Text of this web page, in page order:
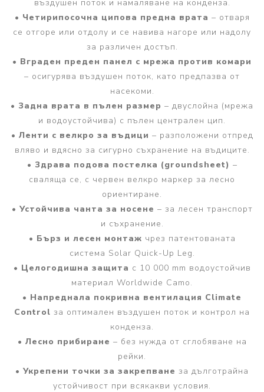
въздушен поток и намаляване на конденза.
• Четирипосочна ципова предна врата – отваря
се отгоре или отдолу и се навива нагоре или надолу
за различен достъп.
• Вграден преден панел с мрежа против комари
– осигурява въздушен поток, като предпазва от
насекоми.
• Задна врата в пълен размер – двуслойна (мрежа
и водоустойчива) с пълен централен цип.
• Ленти с велкро за въдици – разположени отпред
вляво и вдясно за сигурно съхранение на въдиците.
• Здрава подова постелка (groundsheet) –
сваляща се, с червен велкро маркер за лесно
ориентиране.
• Устойчива чанта за носене – за лесен транспорт
и съхранение.
• Бърз и лесен монтаж чрез патентованата
система Solar Quick-Up Leg.
• Целогодишна защита с 10 000 mm водоустойчив
материал Worldwide Camo.
• Напреднала покривна вентилация Climate
Control за оптимален въздушен поток и контрол на
конденза.
• Лесно прибиране – без нужда от сглобяване на
рейки.
• Укрепени точки за закрепване за дълготрайна
устойчивост при всякакви условия.